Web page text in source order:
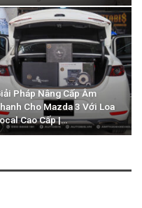
Pháp Nâng Cấp Âm
Cho Mazda 3 Với Loa
Cao Cấp |…